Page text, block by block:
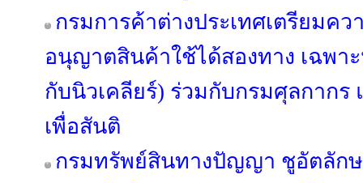
กรมการค้าต่างประเทศเตรียมค
อนุญาตสินค้าใช้ได้สองทาง เฉพา
กับนิวเคลียร์) ร่วมกับกรมศุลกาก
เพื่อสันติ
กรมทรัพย์สินทางปัญญา ชูอัตลัก